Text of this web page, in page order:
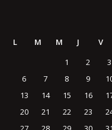
L M M J V
1
2 3
6
7 8 9
13
14 15 16
20
21 22 23